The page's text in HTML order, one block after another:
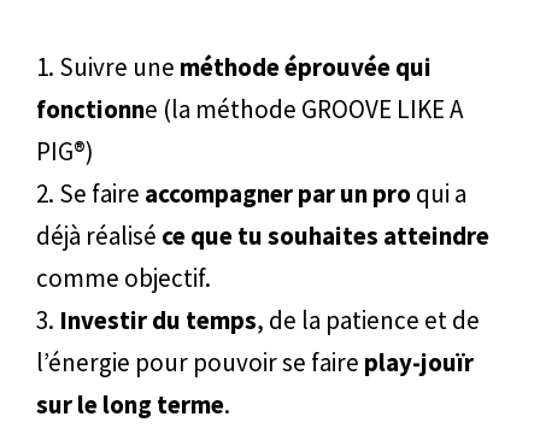
1. Suivre une méthode éprouvée qui
fonctionne (la méthode GROOVE LIKE A
PIG®)
2. Se faire accompagner par un proqui a
déjà réalisé ce que tu souhaites atteindre
comme objectif.
3. Investir du temps, de la patience et de
l’énergie pour pouvoir se faire play-jouïr
sur le long terme.